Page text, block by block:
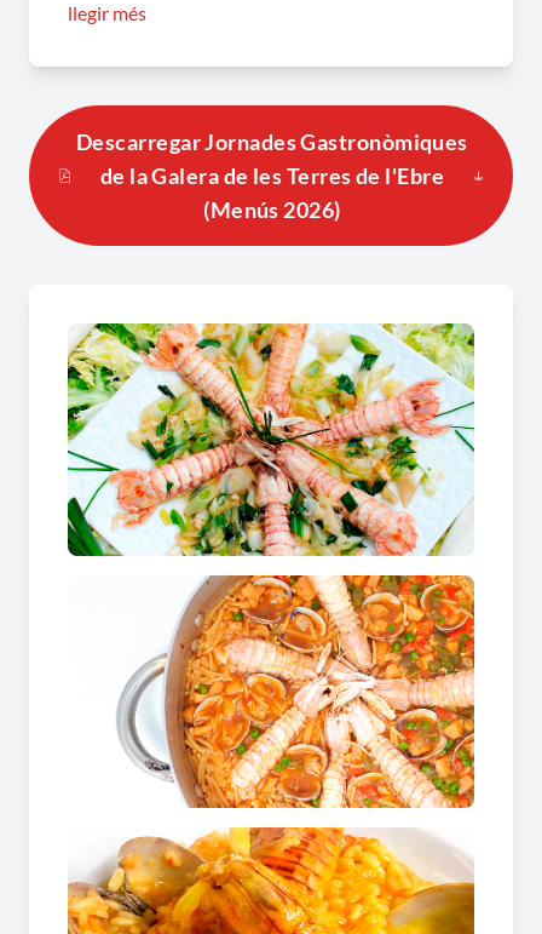
experiència vinculada als valors de la vida
llegir més
Descarregar Jornades Gastronòmiques
de la Galera de les Terres de l'Ebre
(Menús 2026)